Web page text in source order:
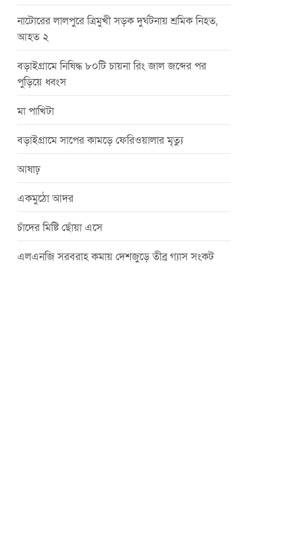
নাটোরের লালপুরে ত্রিমুখী সড়ক দুর্ঘটনায় শ্রমিক নিহত,
আহত ২
বড়াইগ্রামে নিষিদ্ধ ৮০টি চায়না রিং জাল জব্দের পর
পুড়িয়ে ধ্বংস
মা পাখিটা
বড়াইগ্রামে সাপের কামড়ে ফেরিওয়ালার মৃত্যু
আষাঢ়
একমুঠো আদর
চাঁদের মিষ্টি ছোঁয়া এসে
এলএনজি সরবরাহ কমায় দেশজুড়ে তীব্র গ্যাস সংকট